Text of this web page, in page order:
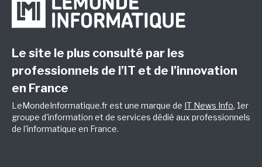
Le site le plus consulté par les
professionnels de l’IT et de l’innovation
en France
LeMondeInformatique.fr est une marque de IT News Info, 1er
groupe d'information et de services dédié aux professionnels
de l'informatique en France.